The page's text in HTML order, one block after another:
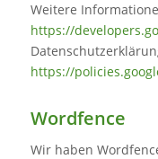
Weitere
https://
https://
Wordfence
Wir haben